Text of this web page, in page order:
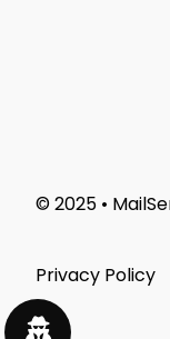
© 2025 •
Privacy Policy